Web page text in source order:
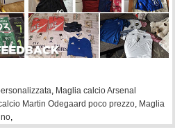
, Maglia calcio Arsenal
Martin Odegaard poco prezzo, Maglia
,